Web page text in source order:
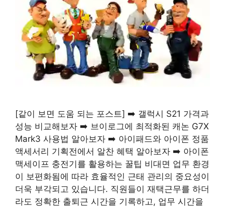
[같이 보면 도움 되는 포스트] ➡️ 갤럭시 S21 가격과
성능 비교해보자 ➡️ 브이로그에 최적화된 캐논 G7X
Mark3 사용법 알아보자 ➡️ 아이패드와 아이폰 정품
액세서리 기획전에서 알찬 혜택 알아보자 ➡️ 아이폰
맥세이프 충전기를 활용하는 꿀팁 비대면 업무 환경
이 보편화됨에 따라 효율적인 근태 관리의 중요성이
더욱 부각되고 있습니다. 직원들이 재택근무를 하더
라도 정확한 출퇴근 시간을 기록하고, 업무 시간을